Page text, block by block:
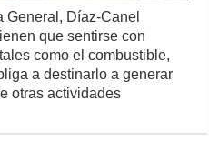
General, Díaz-Canel
que sentirse con
como el combustible,
a destinarlo a generar
otras actividades